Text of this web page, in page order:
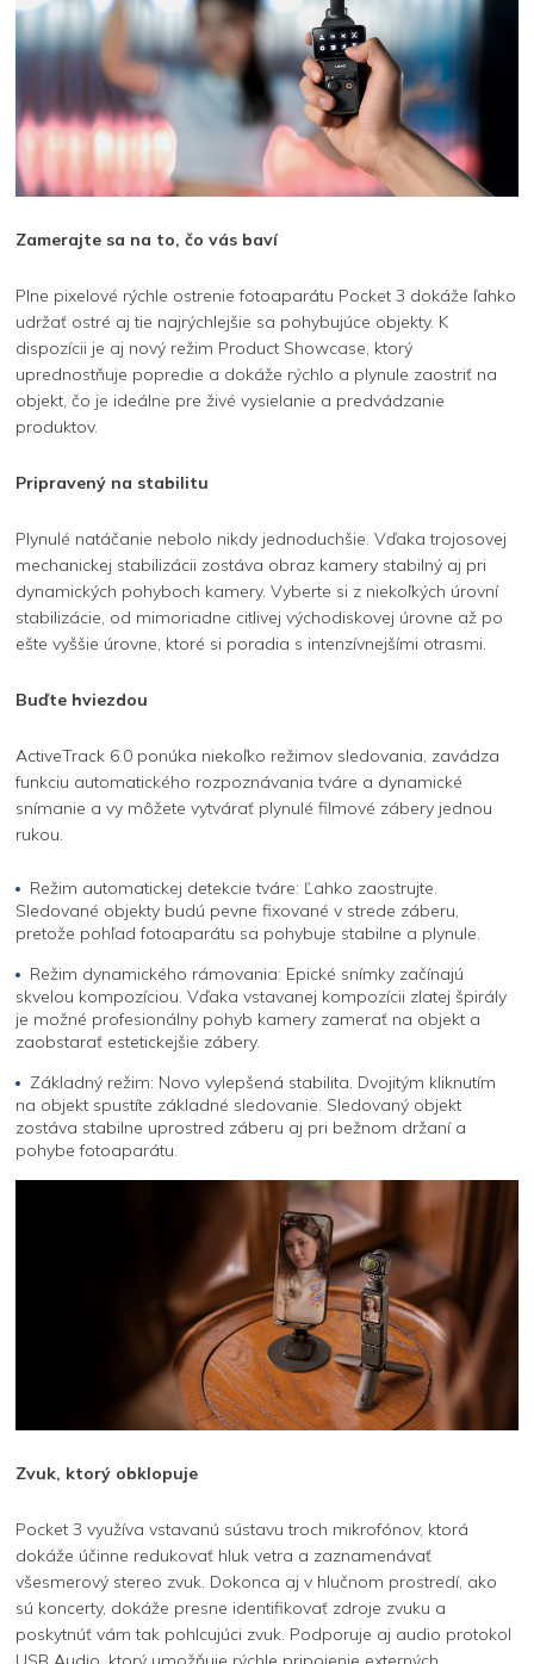
Zamerajte sa na to, čo vás baví
Plne pixelové rýchle ostrenie fotoaparátu Pocket 3 dokáže ľahko
udržať ostré aj tie najrýchlejšie sa pohybujúce objekty. K
dispozícii je aj nový režim Product Showcase, ktorý
uprednostňuje popredie a dokáže rýchlo a plynule zaostriť na
objekt, čo je ideálne pre živé vysielanie a predvádzanie
produktov.
Pripravený na stabilitu
Plynulé natáčanie nebolo nikdy jednoduchšie. Vďaka trojosovej
mechanickej stabilizácii zostáva obraz kamery stabilný aj pri
dynamických pohyboch kamery. Vyberte si z niekoľkých úrovní
stabilizácie, od mimoriadne citlivej východiskovej úrovne až po
ešte vyššie úrovne, ktoré si poradia s intenzívnejšími otrasmi.
Buďte hviezdou
ActiveTrack 6.0 ponúka niekoľko režimov sledovania, zavádza
funkciu automatického rozpoznávania tváre a dynamické
snímanie a vy môžete vytvárať plynulé filmové zábery jednou
rukou.
Režim automatickej detekcie tváre: Ľahko zaostrujte.
Sledované objekty budú pevne fixované v strede záberu,
pretože pohľad fotoaparátu sa pohybuje stabilne a plynule.
Režim dynamického rámovania: Epické snímky začínajú
skvelou kompozíciou. Vďaka vstavanej kompozícii zlatej špirály
je možné profesionálny pohyb kamery zamerať na objekt a
zaobstarať estetickejšie zábery.
Základný režim: Novo vylepšená stabilita. Dvojitým kliknutím
na objekt spustíte základné sledovanie. Sledovaný objekt
zostáva stabilne uprostred záberu aj pri bežnom držaní a
pohybe fotoaparátu.
Zvuk, ktorý obklopuje
Pocket 3 využíva vstavanú sústavu troch mikrofónov, ktorá
dokáže účinne redukovať hluk vetra a zaznamenávať
všesmerový stereo zvuk. Dokonca aj v hlučnom prostredí, ako
sú koncerty, dokáže presne identifikovať zdroje zvuku a
poskytnúť vám tak pohlcujúci zvuk. Podporuje aj audio protokol